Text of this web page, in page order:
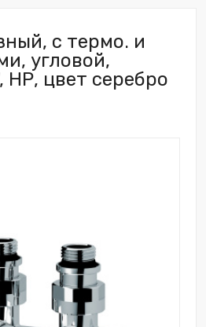
с термо. и
угловой,
НР, цвет серебро